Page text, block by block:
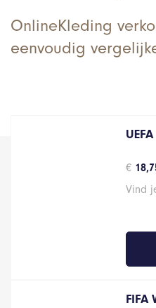
OnlineKleding
eenvoudig
€
Vind